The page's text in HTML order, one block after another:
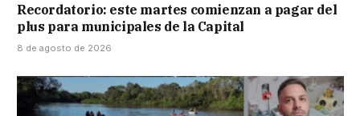
Recordatorio: este martes comienzan a pagar del
plus para municipales de la Capital
8 de agosto de 2026